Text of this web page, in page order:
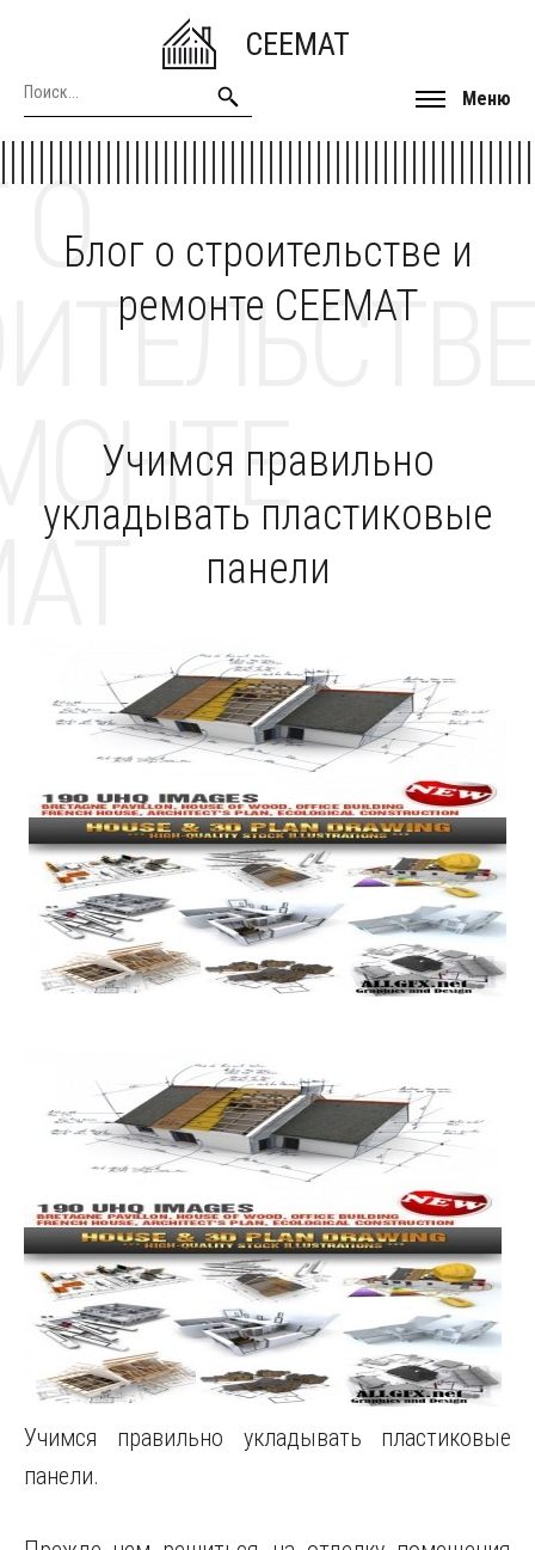
CEEMAT
Меню
Блог о строительстве и
ремонте CEEMAT
О
Учимся правильно
укладывать пластиковые
панели
Учимся правильно укладывать пластиковые
панели.